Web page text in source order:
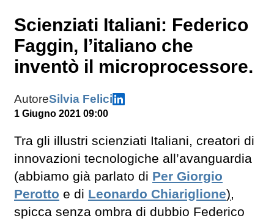
Scienziati Italiani: Federico
Faggin, l’italiano che
inventò il microprocessore.
AutoreSilvia Felici
1 Giugno 2021 09:00
Tra gli illustri scienziati Italiani, creatori di
innovazioni tecnologiche all’avanguardia
(abbiamo già parlato di Per Giorgio
Perotto e di Leonardo Chiariglione),
spicca senza ombra di dubbio Federico